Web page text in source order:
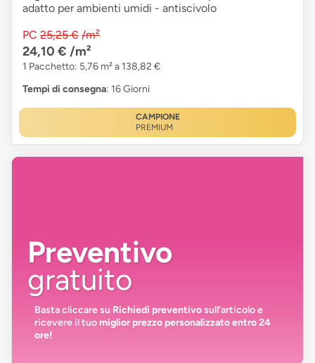
adatto per ambienti umidi - antiscivolo
PC 25,25 € /m²
24,10 € /m²
1 Pacchetto: 5,76 m² a 138,82 €
Tempi di consegna: 16 Giorni
CAMPIONE
PREMIUM
Preventivo
gratuito
Basta cliccare su Richiedi preventivosull’articolo e
ricevere il tuomiglior prezzo personalizzato entro 24
ore!